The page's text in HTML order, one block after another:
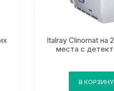
Italray Clinomat на
места с
В КОРЗИНУ